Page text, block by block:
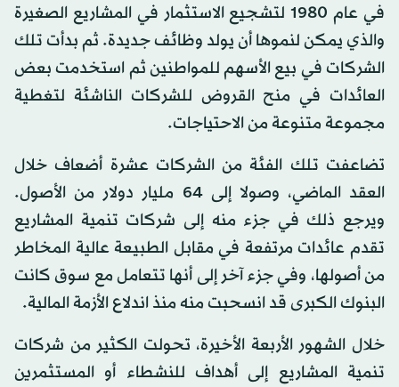
في عام 1980 لتشجيع الاستثمار في المشاريع الصغيرة
والذي يمكن لنموها أن يولد وظائف جديدة. ثم بدأت تلك
الشركات في بيع الأسهم للمواطنين ثم استخدمت بعض
العائدات في منح القروض للشركات الناشئة لتغطية
مجموعة متنوعة من الاحتياجات.
تضاعفت تلك الفئة من الشركات عشرة أضعاف خلال
العقد الماضي، وصولا إلى 64 مليار دولار من الأصول.
ويرجع ذلك في جزء منه إلى شركات تنمية المشاريع
تقدم عائدات مرتفعة في مقابل الطبيعة عالية المخاطر
من أصولها، وفي جزء آخر إلى أنها تتعامل مع سوق كانت
البنوك الكبرى قد انسحبت منه منذ اندلاع الأزمة المالية.
خلال الشهور الأربعة الأخيرة، تحولت الكثير من شركات
تنمية المشاريع إلى أهداف للنشطاء أو المستثمرين